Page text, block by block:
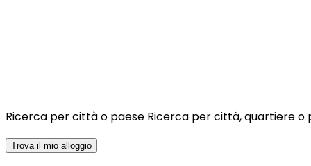
Ricerca per città o paese Ricerca per città, quartiere o
Trova il mio alloggio